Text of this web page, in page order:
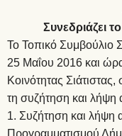
Συνεδριάζει
Το Τοπικό Συμβούλιο
25 Μαΐου 2016 και
Κοινότητας
τη συζήτηση και
Συζήτηση και λήψη